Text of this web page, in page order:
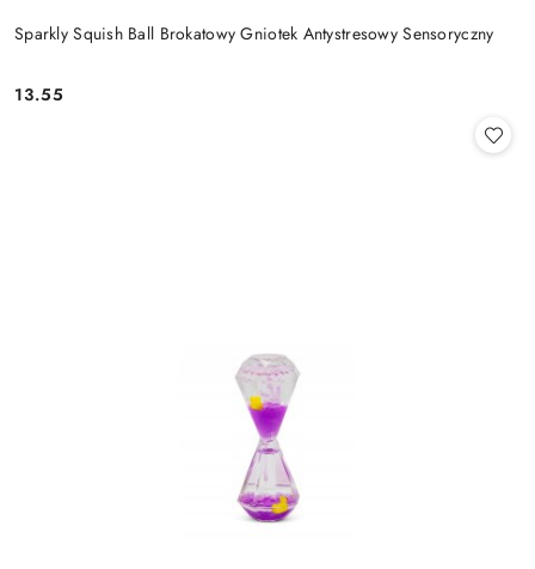
Sparkly Squish Ball Brokatowy Gniotek Antystresowy Sensoryczny
Cena:
13.55